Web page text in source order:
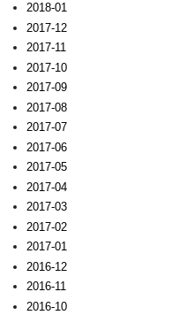
2018-01
2017-12
2017-11
2017-10
2017-09
2017-08
2017-07
2017-06
2017-05
2017-04
2017-03
2017-02
2017-01
2016-12
2016-11
2016-10